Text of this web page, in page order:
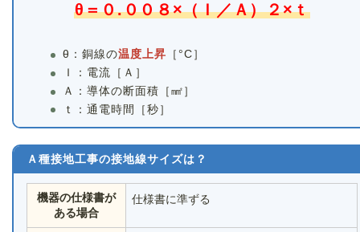
θ＝０.００８×（Ｉ／Ａ）２×ｔ
θ：銅線の温度上昇 ［°C］
Ｉ：電流［Ａ］
Ａ：導体の断面積［㎟］
ｔ：通電時間［秒］
Ａ種接地工事の接地線サイズは？
機器の仕様書が
ある場合
仕様書に準ずる